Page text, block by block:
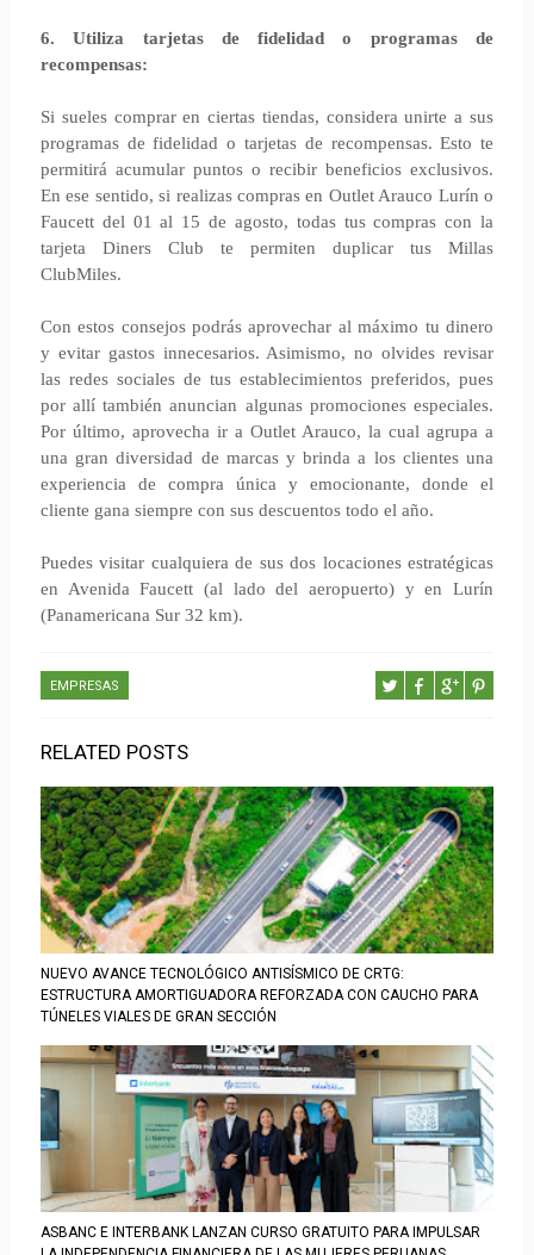
6. Utiliza tarjetas de fidelidad o programas de
recompensas:
Si sueles comprar en ciertas tiendas, considera unirte a sus
programas de fidelidad o tarjetas de recompensas. Esto te
permitirá acumular puntos o recibir beneficios exclusivos.
En ese sentido, si realizas compras en Outlet Arauco Lurín o
Faucett del 01 al 15 de agosto, todas tus compras con la
tarjeta Diners Club te permiten duplicar tus Millas
ClubMiles.
Con estos consejos podrás aprovechar al máximo tu dinero
y evitar gastos innecesarios. Asimismo, no olvides revisar
las redes sociales de tus establecimientos preferidos, pues
por allí también anuncian algunas promociones especiales.
Por último, aprovecha ir a Outlet Arauco, la cual agrupa a
una gran diversidad de marcas y brinda a los clientes una
experiencia de compra única y emocionante, donde el
cliente gana siempre con sus descuentos todo el año.
Puedes visitar cualquiera de sus dos locaciones estratégicas
en Avenida Faucett (al lado del aeropuerto) y en Lurín
(Panamericana Sur 32 km).
EMPRESAS
RELATED POSTS
NUEVO AVANCE TECNOLÓGICO ANTISÍSMICO DE CRTG:
ESTRUCTURA AMORTIGUADORA REFORZADA CON CAUCHO PARA
TÚNELES VIALES DE GRAN SECCIÓN
ASBANC E INTERBANK LANZAN CURSO GRATUITO PARA IMPULSAR